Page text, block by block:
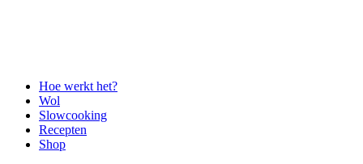
Hoe werkt het?
Wol
Slowcooking
Recepten
Shop